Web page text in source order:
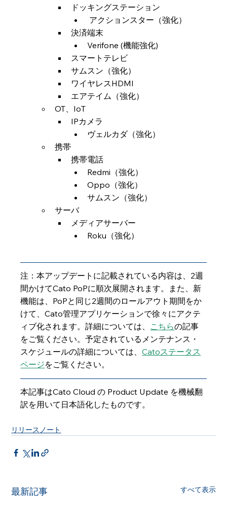
ドッキングステーション
アクションスター（強化）
決済端末
Verifone (機能強化)
スマートテレビ
サムスン（強化）
ワイヤレスHDMI
エアテイム（強化）
OT、IoT
IPカメラ
ヴェルカダ（強化）
携帯
携帯電話
Redmi（強化）
Oppo（強化）
サムスン（強化）
サーバ
メディアサーバー
Roku（強化）
注：本アップデートに記載されている内容は、2週
間かけてCato PoPに順次展開されます。また、新
機能は、PoPと同じ2週間のロールアウト期間をか
けて、Cato管理アプリケーションで徐々にアクテ
ィブ化されます。詳細については、 こちらの記事
をご覧ください。予定されているメンテナンス・
スケジュールの詳細については、Catoステータス
ページをご覧ください。
本記事はCato Cloud の Product Update を機械翻
訳を用いて日本語化したものです。
リリースノート
最新記事 すべて表示